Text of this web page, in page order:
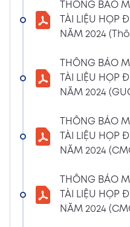
Thùy Giang và bà
04/03/2024
11:29 AM
hiện quyền tham
năm 2024
30/01/2024
BÁO CÁO TÌNH
17/01/2024
Nghị quyết HĐQT
qua việc chốt
thực hiện quyền
THÔNG BÁO
TÀI LIỆU HỌP
NĂM 2024
THÔNG BÁO
TÀI LIỆU HỌP
NĂM 2024
THÔNG BÁO
TÀI LIỆU HỌP
NĂM 2024
THÔNG BÁO
TÀI LIỆU HỌP
NĂM 2024